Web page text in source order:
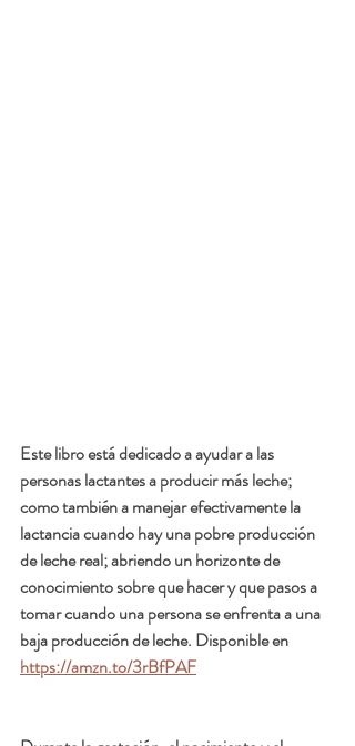
Este libro está dedicado a ayudar a las
personas lactantes a producir más leche;
como también a manejar efectivamente la
lactancia cuando hay una pobre producción
de leche real; abriendo un horizonte de
conocimiento sobre que hacer y que pasos a
tomar cuando una persona se enfrenta a una
baja producción de leche. Disponible en
https://amzn.to/3rBfPAF